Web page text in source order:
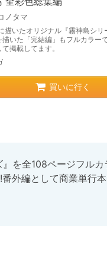
ノタマ
描いたオリジナル『霧神島シ
描いた「完結編」もフルカラー
掲載してます。
買いに行く
を全108ページフル
外編として商業単行